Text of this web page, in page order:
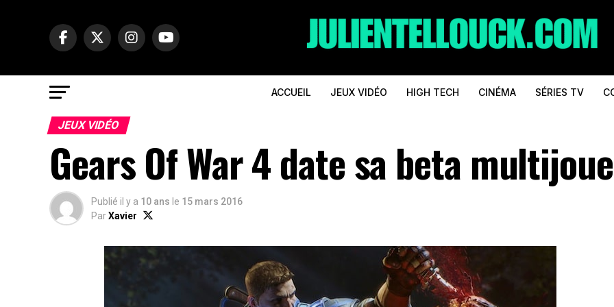
ACCUEIL JEUX VIDÉO HIGH TECH CINÉMA SÉRIES TV
JEUX VIDÉO
Gears Of War 4 date sa beta
Publié il y a 10 ans le 15 mars 2016
ParXavier